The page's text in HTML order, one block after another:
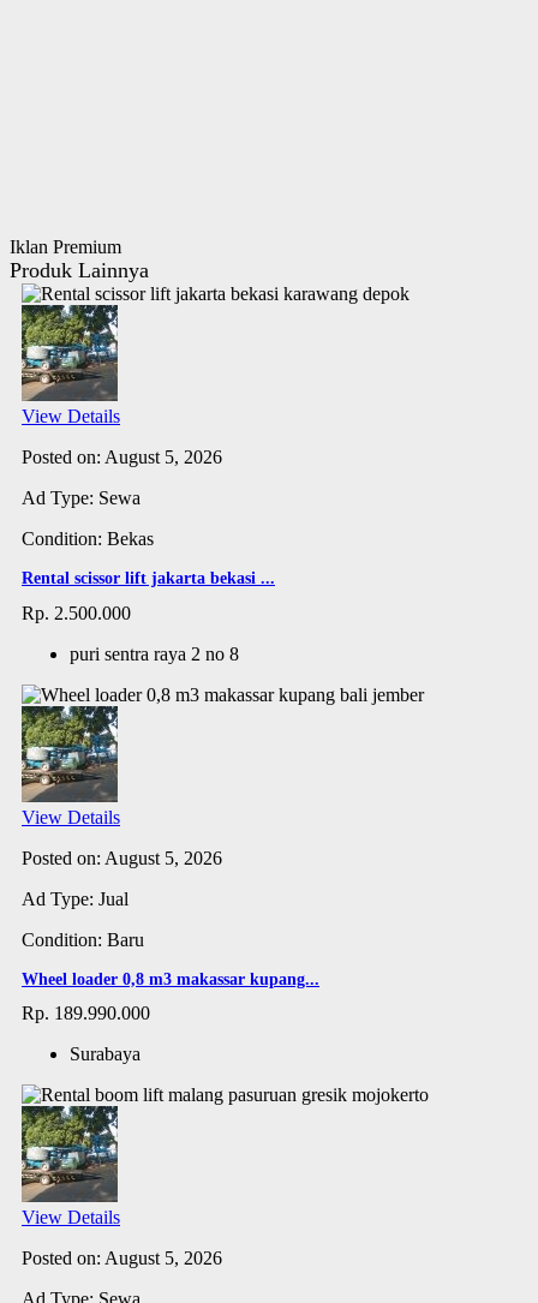
Iklan Premium
Produk Lainnya
View Details
Posted on: August 5, 2026
Ad Type: Sewa
Condition: Bekas
Rental scissor lift jakarta bekasi ...
Rp. 2.500.000
puri sentra raya 2 no 8
View Details
Posted on: August 5, 2026
Ad Type: Jual
Condition: Baru
Wheel loader 0,8 m3 makassar kupang...
Rp. 189.990.000
Surabaya
View Details
Posted on: August 5, 2026